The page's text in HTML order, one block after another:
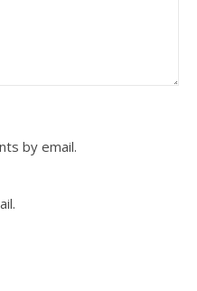
by email.